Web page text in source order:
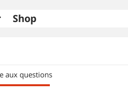
Shop
aux questions